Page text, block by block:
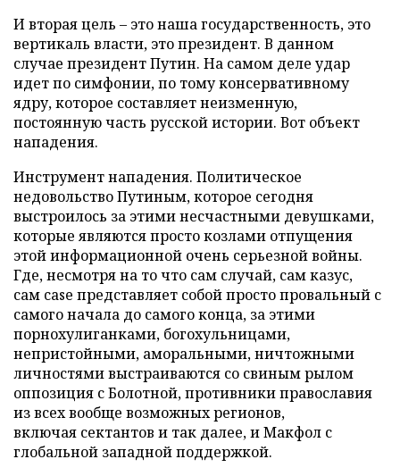
И вторая цель – это наша государственность, это
вертикаль власти, это президент. В данном
случае президент Путин. На самом деле удар
идет по симфонии, по тому консервативному
ядру, которое составляет неизменную,
постоянную часть русской истории. Вот объект
нападения.
Инструмент нападения. Политическое
недовольство Путиным, которое сегодня
выстроилось за этими несчастными девушками,
которые являются просто козлами отпущения
этой информационной очень серьезной войны.
Где, несмотря на то что сам случай, сам казус,
сам case представляет собой просто провальный с
самого начала до самого конца, за этими
порнохулиганками, богохульницами,
непристойными, аморальными, ничтожными
личностями выстраиваются со свиным рылом
оппозиция с Болотной, противники православия
из всех вообще возможных регионов,
включая сектантов и так далее, и Макфол с
глобальной западной поддержкой.